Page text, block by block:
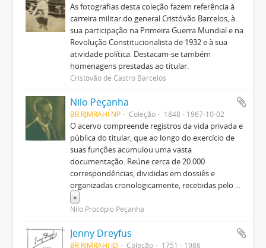
As fotografias desta coleção fazem referência à
carreira militar do general Cristóvão Barcelos, à
sua participação na Primeira Guerra Mundial e na
Revolução Constitucionalista de 1932 e à sua
atividade política. Destacam-se também
homenagens prestadas ao titular.
Cristóvão de Castro Barcelos
Nilo Peçanha
BR RJMRAHI NP Coleção 1848 - 1967-10-02
O acervo compreende registros da vida privada e
pública do titular, que ao longo do exercício de
suas funções acumulou uma vasta
documentação. Reúne cerca de 20.000
correspondências, divididas em dossiês e
organizadas cronologicamente, recebidas pelo ...
»
Nilo Procópio Peçanha
Jenny Dreyfus
BR RJMRAHI JD Coleção 1751 - 1986